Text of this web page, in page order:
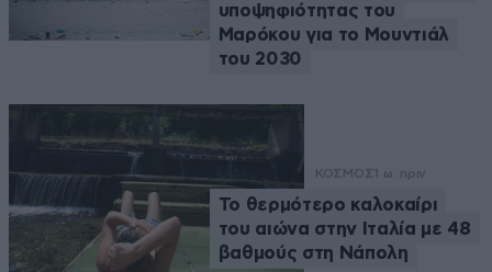
υποψηφιότητας του
Μαρόκου για το Μουντιάλ
του 2030
ΚΟΣΜΟΣ 1 ω. πριν
Το θερμότερο καλοκαίρι
του αιώνα στην Ιταλία με 48
βαθμούς στη Νάπολη